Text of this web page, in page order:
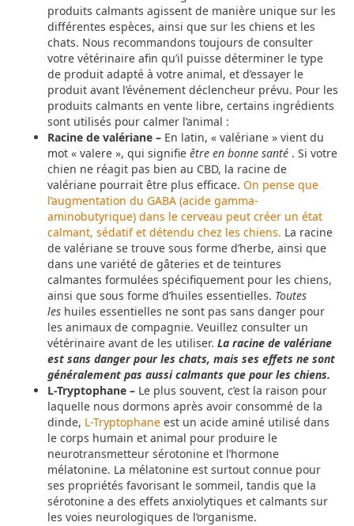
produits calmants agissent de manière unique sur les
différentes espèces, ainsi que sur les chiens et les
chats. Nous recommandons toujours de consulter
votre vétérinaire afin qu’il puisse déterminer le type
de produit adapté à votre animal, et d’essayer le
produit avant l’événement déclencheur prévu. Pour les
produits calmants en vente libre, certains ingrédients
sont utilisés pour calmer l’animal :
Racine de valériane – En latin, « valériane » vient du
mot « valere », qui signifie être en bonne santé . Si votre
chien ne réagit pas bien au CBD, la racine de
valériane pourrait être plus efficace. On pense que
l’augmentation du GABA (acide gamma-
aminobutyrique) dans le cerveau peut créer un état
calmant, sédatif et détendu chez les chiens. La racine
de valériane se trouve sous forme d’herbe, ainsi que
dans une variété de gâteries et de teintures
calmantes formulées spécifiquement pour les chiens,
ainsi que sous forme d’huiles essentielles. Toutes
les huiles essentielles ne sont pas sans danger pour
les animaux de compagnie. Veuillez consulter un
vétérinaire avant de les utiliser. La racine de valériane
est sans danger pour les chats, mais ses effets ne sont
généralement pas aussi calmants que pour les chiens.
L-Tryptophane – Le plus souvent, c’est la raison pour
laquelle nous dormons après avoir consommé de la
dinde, L-Tryptophane est un acide aminé utilisé dans
le corps humain et animal pour produire le
neurotransmetteur sérotonine et l’hormone
mélatonine. La mélatonine est surtout connue pour
ses propriétés favorisant le sommeil, tandis que la
sérotonine a des effets anxiolytiques et calmants sur
les voies neurologiques de l’organisme.